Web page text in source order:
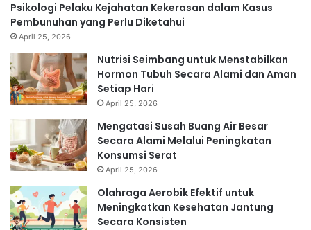
Psikologi Pelaku Kejahatan Kekerasan dalam Kasus
Pembunuhan yang Perlu Diketahui
April 25, 2026
Nutrisi Seimbang untuk Menstabilkan
Hormon Tubuh Secara Alami dan Aman
Setiap Hari
April 25, 2026
Mengatasi Susah Buang Air Besar
Secara Alami Melalui Peningkatan
Konsumsi Serat
April 25, 2026
Olahraga Aerobik Efektif untuk
Meningkatkan Kesehatan Jantung
Secara Konsisten